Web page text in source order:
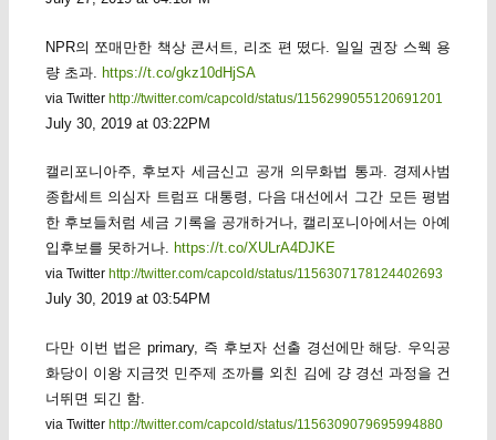
NPR의 쪼매만한 책상 콘서트, 리조 편 떴다. 일일 권장 스웩 용
량 초과. https://t.co/gkz10dHjSA
via Twitter http://twitter.com/capcold/status/1156299055120691201
July 30, 2019 at 03:22PM
캘리포니아주, 후보자 세금신고 공개 의무화법 통과. 경제사범
종합세트 의심자 트럼프 대통령, 다음 대선에서 그간 모든 평범
한 후보들처럼 세금 기록을 공개하거나, 캘리포니아에서는 아예
입후보를 못하거나. https://t.co/XULrA4DJKE
via Twitter http://twitter.com/capcold/status/1156307178124402693
July 30, 2019 at 03:54PM
다만 이번 법은 primary, 즉 후보자 선출 경선에만 해당. 우익공
화당이 이왕 지금껏 민주제 조까를 외친 김에 걍 경선 과정을 건
너뛰면 되긴 함.
via Twitter http://twitter.com/capcold/status/1156309079695994880